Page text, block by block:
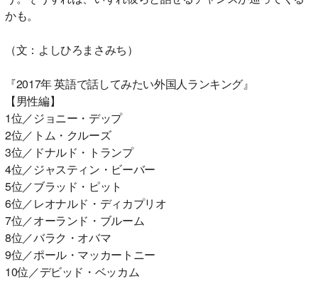
かも。
（文：よしひろまさみち）
『2017年 英語で話してみたい外国人ランキング』
【男性編】
1位／ジョニー・デップ
2位／トム・クルーズ
3位／ドナルド・トランプ
4位／ジャスティン・ビーバー
5位／ブラッド・ピット
6位／レオナルド・ディカプリオ
7位／オーランド・ブルーム
8位／バラク・オバマ
9位／ポール・マッカートニー
10位／デビッド・ベッカム